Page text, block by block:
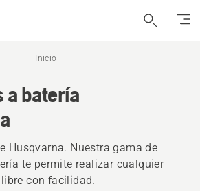
Inicio
a batería
Husqvarna. Nuestra gama de
te permite realizar cualquier
con facilidad.